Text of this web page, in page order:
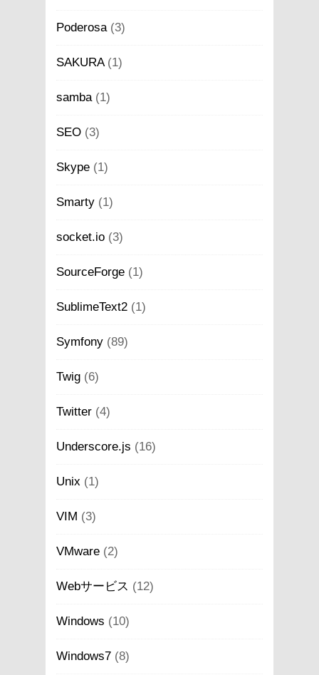
Poderosa(3)
SAKURA(1)
samba(1)
SEO (3)
Skype (1)
Smarty (1)
socket.io (3)
SourceForge (1)
SublimeText2 (1)
Symfony (89)
Twig (6)
Twitter (4)
Underscore.js (16)
Unix (1)
VIM (3)
VMware (2)
Webサービス (12)
Windows (10)
Windows7 (8)